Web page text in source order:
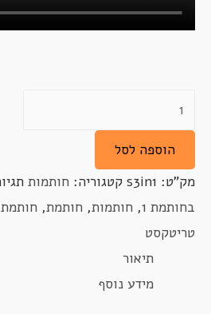
של
חותמת
טריטקסט
-
3
הוספה לסל
מק"ט: s3in1 קטגוריה: חותמות
בחותמת 1 , חותמות, חותמת,
טריטקסט
תיאור
מידע נוסף